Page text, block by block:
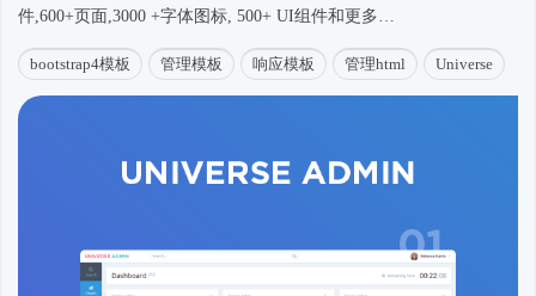
件,600+页面,3000 +字体图标, 500+ UI组件和更多…
bootstrap4模板 管理模板 响应模板 管理html Universe